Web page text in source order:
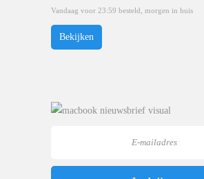
Vandaag voor 23:59 besteld, morgen in huis
Bekijken